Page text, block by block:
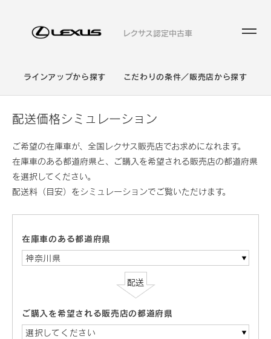
レクサス認定中古車
ラインアップから探す こだわりの条件／販売店から探す
配送価格シミュレーション
ご希望の在庫車が、全国レクサス販売店でお求めになれます。
在庫車のある都道府県と、ご購入を希望される販売店の都道府県
を選択してください。
配送料（目安）をシミュレーションでご覧いただけます。
在庫車のある都道府県
神奈川県
ご購入を希望される販売店の都道府県
選択してください